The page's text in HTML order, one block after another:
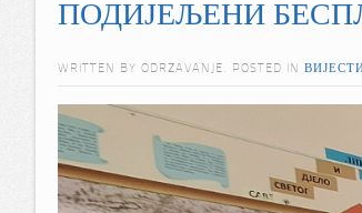
ПОДИЈЕЉЕНИ
WRITTEN BY ODRZAVANJE. POSTED IN